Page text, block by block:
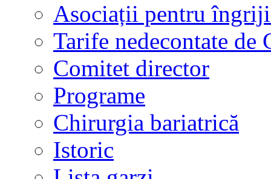
Asociații pentru
Tarife nedecontate de
Comitet director
Programe
Chirurgia bariatrică
Istoric